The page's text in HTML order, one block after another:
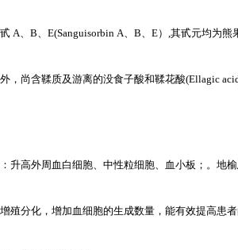
甙 A、B、E(Sanguisorbin A、B、E）,其甙元均为熊
外，尚含鞣质及游离的没食子酸和鞣花酸(Ellagic
：升高外周血白细胞、中性粒细胞、血小板；。地
增殖分化，增加血细胞的生成数量，能有效提高患